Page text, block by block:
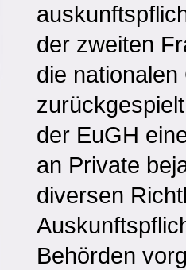
der zweiten
die
der EuGH
an Private
diversen
Behörden